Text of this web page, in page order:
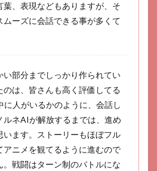
葉、表現などもありますが、そ
ーズに会話できる事が多くて
い部分までしっかり作られてい
のは、皆さんも高く評価してる
に人がいるかのように、会話し
ルネAIが解放するまでは、進め
います。ストーリーもほぼフル
アニメを観てるように進むので
。戦闘はターン制のバトルにな